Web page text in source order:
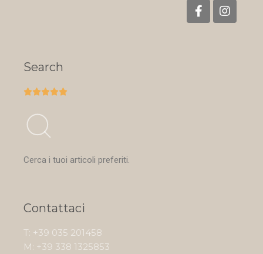
Search

Cerca i tuoi articoli preferiti.
Contattaci
T: +39 035 201458
M: +39 338 1325853